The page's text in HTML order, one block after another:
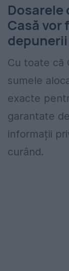
Dosarele
Casă vor
depunerii
Cu toate că
sumele
exacte
garantate
informații
curând.